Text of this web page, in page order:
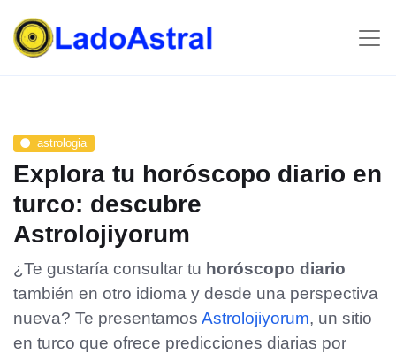
astrologia
Explora tu horóscopo diario en
turco: descubre
Astrolojiyorum
¿Te gustaría consultar tu horóscopo diario
también en otro idioma y desde una perspectiva
nueva? Te presentamos Astrolojiyorum, un sitio
en turco que ofrece predicciones diarias por